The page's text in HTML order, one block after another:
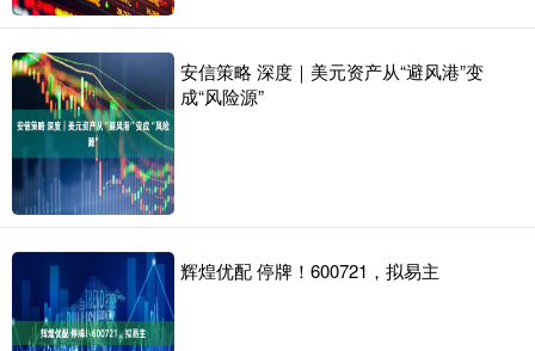
安信策略 深度｜美元资产从“避风港”变
成“风险源”
辉煌优配 停牌！600721，拟易主